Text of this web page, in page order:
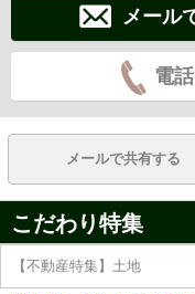
メール
電
メールで共有する
こだわり特集
【不動産特集】土地